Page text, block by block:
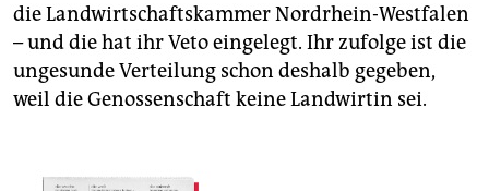
die Landwirtschaftskammer Nordrhein-Westfalen
– und die hat ihr Veto eingelegt. Ihr zufolge ist die
ungesunde Verteilung schon deshalb gegeben,
weil die Genossenschaft keine Landwirtin sei.